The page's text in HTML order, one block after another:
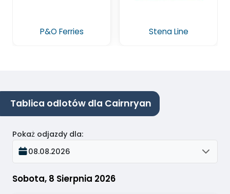
P&O Ferries Stena Line
Tablica odlotów dla Cairnryan
Sobota, 8 Sierpnia 2026
Pokaż odjazdy dla:
08.08.2026